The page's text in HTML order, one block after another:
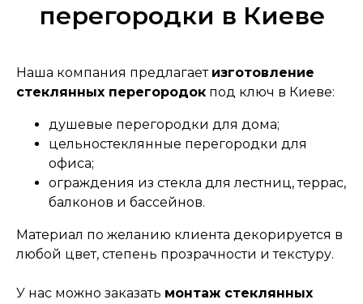
перегородки в Киеве
Наша компания предлагает изготовление
стеклянных перегородок под ключ в Киеве:
душевые перегородки для дома;
цельностеклянные перегородки для
офиса;
ограждения из стекла для лестниц, террас,
балконов и бассейнов.
Материал по желанию клиента декорируется в
любой цвет, степень прозрачности и текстуру.
У нас можно заказать монтаж стеклянных